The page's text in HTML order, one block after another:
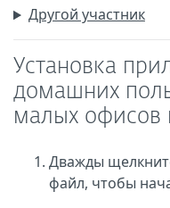
Другой участник
Установка
домашних
малых офисов
Дважды
файл, чтобы